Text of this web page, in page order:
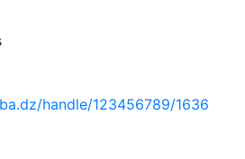
handle/123456789/1636